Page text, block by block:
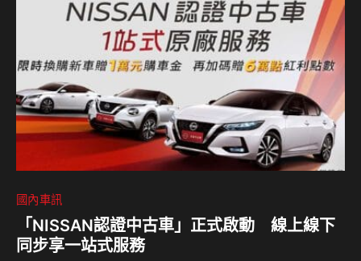
位置，相較於過去的45 e-tron車型來說，35 e-tron便宜了
7,350歐元(約台幣26.3萬元)，之…
國內車訊
「NISSAN認證中古車」正式啟動 線上線下
同步享一站式服務